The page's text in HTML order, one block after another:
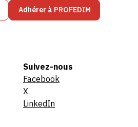
Adhérer à PROFEDIM
Suivez-nous
Facebook
X
LinkedIn